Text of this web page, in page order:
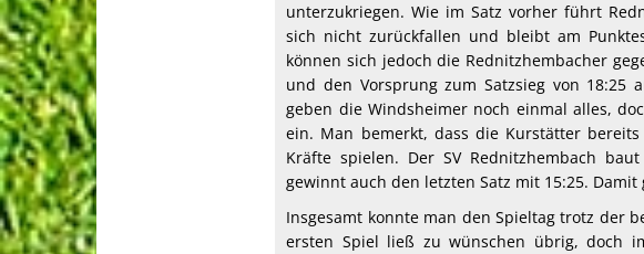
unterzukriegen. Wie im Satz vorher führt
sich nicht zurückfallen und bleibt am
können sich jedoch die Rednitzhembacher
und den Vorsprung zum Satzsieg von 18:25
geben die Windsheimer noch einmal alles,
ein. Man bemerkt, dass die Kurstätter
Kräfte spielen. Der SV Rednitzhembach
gewinnt auch den letzten Satz mit 15:25.
Insgesamt konnte man den Spieltag trotz der
ersten Spiel ließ zu wünschen übrig, doch